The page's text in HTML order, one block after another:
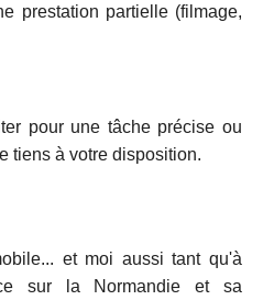
prestation partielle (filmage,
pour une tâche précise ou
tiens à votre disposition.
et moi aussi tant qu'à
sur la Normandie et sa